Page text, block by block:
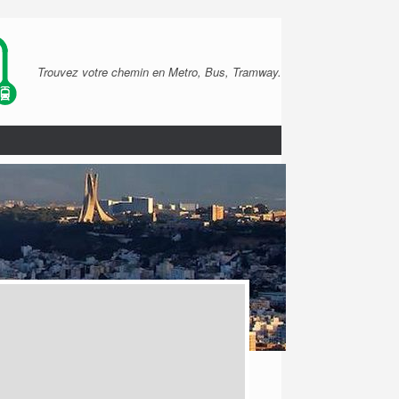
Trouvez votre chemin en Metro, Bus, Tramway.